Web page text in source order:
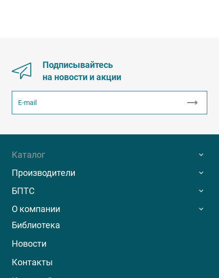
Подписывайтесь
на новости и акции
Каталог
Производители
БПТС
О компании
Библиотека
Новости
Контакты